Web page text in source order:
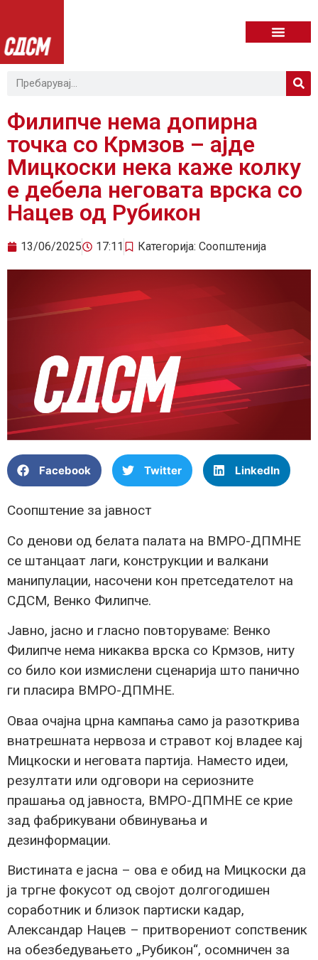
Филипче нема допирна
точка со Крмзов – ајде
Мицкоски нека каже колку
е дебела неговата врска со
Нацев од Рубикон
13/06/2025 17:11 Категорија: Соопштенија
Facebook Twitter LinkedIn
Соопштение за јавност
Со денови од белата палата на ВМРО-ДПМНЕ
се штанцаат лаги, конструкции и валкани
манипулации, насочени кон претседателот на
СДСМ, Венко Филипче.
Јавно, јасно и гласно повторуваме: Венко
Филипче нема никаква врска со Крмзов, ниту
со било кои измислени сценарија што панично
ги пласира ВМРО-ДПМНЕ.
Оваа очајна црна кампања само ја разоткрива
внатрешната нервоза и стравот кој владее кај
Мицкоски и неговата партија. Наместо идеи,
резултати или одговори на сериозните
прашања од јавноста, ВМРО-ДПМНЕ се крие
зад фабрикувани обвинувања и
дезинформации.
Вистината е јасна – ова е обид на Мицкоски да
ја тргне фокусот од својот долгогодишен
соработник и близок партиски кадар,
Александар Нацев – притворениот сопственик
на обезбедувањето „Рубикон“, осомничен за